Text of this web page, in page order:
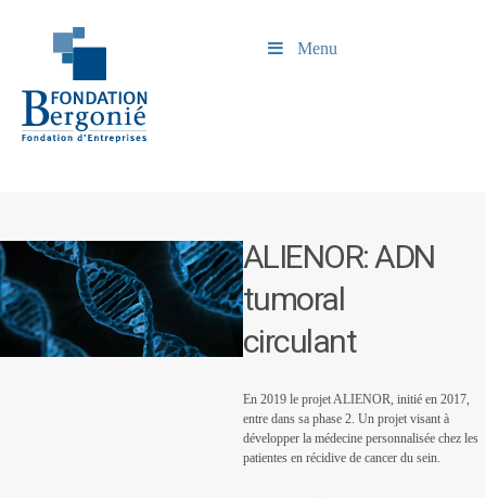
Menu
ALIENOR: ADN
tumoral
circulant
En 2019 le projet ALIENOR, initié en 2017,
entre dans sa phase 2. Un projet visant à
développer la médecine personnalisée chez les
patientes en récidive de cancer du sein.